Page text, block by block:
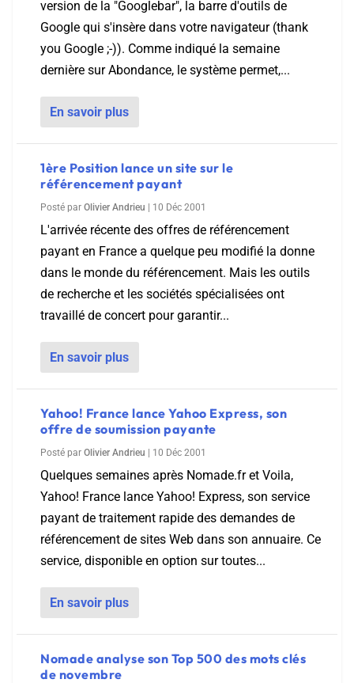
version de la "Googlebar", la barre d'outils de
Google qui s'insère dans votre navigateur (thank
you Google ;-)). Comme indiqué la semaine
dernière sur Abondance, le système permet,...
En savoir plus
1ère Position lance un site sur le
référencement payant
Posté par Olivier Andrieu 10 Déc 2001
L'arrivée récente des offres de référencement
payant en France a quelque peu modifié la donne
dans le monde du référencement. Mais les outils
de recherche et les sociétés spécialisées ont
travaillé de concert pour garantir...
En savoir plus
Yahoo! France lance Yahoo Express, son
offre de soumission payante
Posté par Olivier Andrieu 10 Déc 2001
Quelques semaines après Nomade.fr et Voila,
Yahoo! France lance Yahoo! Express, son service
payant de traitement rapide des demandes de
référencement de sites Web dans son annuaire. Ce
service, disponible en option sur toutes...
En savoir plus
Nomade analyse son Top 500 des mots clés
de novembre